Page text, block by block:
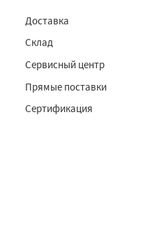
Доставка
Склад
Сервисный центр
Прямые поставки
Сертификация